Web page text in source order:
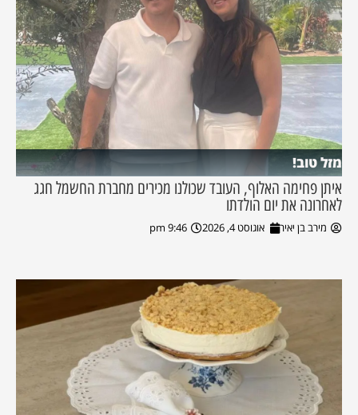
מזל טוב!
איתן פחימה האלוף, העובד שכולנו מכירים מחברת החשמל חגג
לאחרונה את יום הולדתו
מירב בן יאיר אוגוסט 4, 2026 9:46 pm